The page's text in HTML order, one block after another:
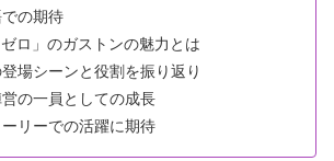
の期待
ロ」のガストンの魅力とは
場シーンと役割を振り返り
の一員としての成長
リーでの活躍に期待